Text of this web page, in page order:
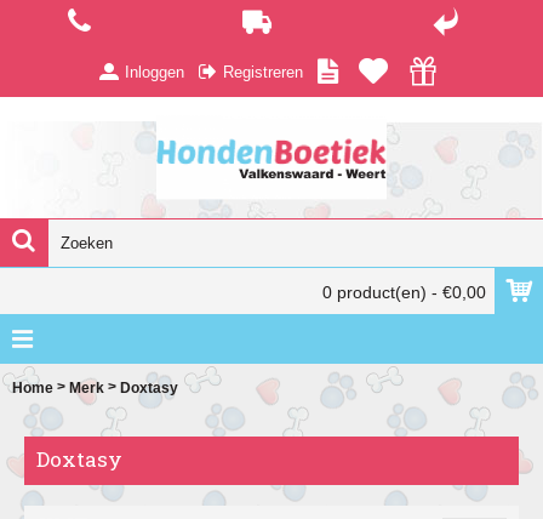
Inloggen Registreren
0 product(en) - €0,00
Home > Merk > Doxtasy
Doxtasy